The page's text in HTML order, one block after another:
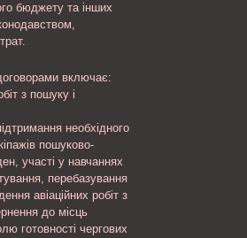
бюджету та інших
включає:
з пошуку і
необхідного
пошуково-
участі у навчаннях
перебазування
авіаційних робіт з
до місць
готовності чергових